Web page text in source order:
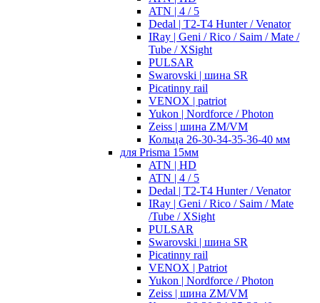
ATN | 4 / 5
Dedal | T2-T4 Hunter / Venator
IRay | Geni / Rico / Saim / Mate /
Tube / XSight
PULSAR
Swarovski | шина SR
Picatinny rail
VENOX | patriot
Yukon | Nordforce / Photon
Zeiss | шина ZM/VM
Кольца 26-30-34-35-36-40 мм
для Prisma 15мм
ATN | HD
ATN | 4 / 5
Dedal | T2-T4 Hunter / Venator
IRay | Geni / Rico / Saim / Mate
/Tube / XSight
PULSAR
Swarovski | шина SR
Picatinny rail
VENOX | Patriot
Yukon | Nordforce / Photon
Zeiss | шина ZM/VM